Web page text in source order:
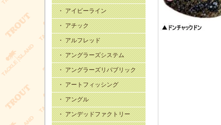
・ アイビーライン
・ アチック
・ アルフレッド
・ アングラーズシステム
・ アングラーズリパブリック
・ アートフィッシング
・ アングル
・ アンデッドファクトリー